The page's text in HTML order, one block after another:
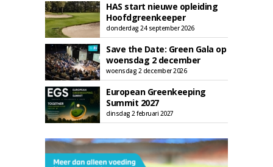
HAS start nieuwe opleiding
Hoofdgreenkeeper
donderdag 24 september 2026
Save the Date: Green Gala op
woensdag 2 december
woensdag 2 december 2026
European Greenkeeping
Summit 2027
dinsdag 2 februari 2027